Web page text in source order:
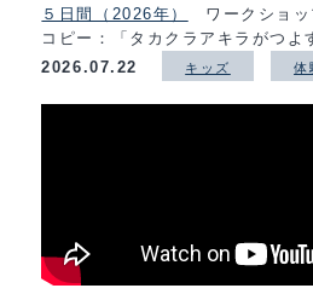
５日間（2026年）
ワークショ
コピー：「タカクラアキラがつよ
2026.07.22
キッズ 体